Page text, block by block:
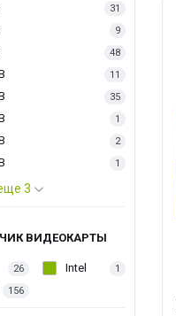
31
9
48
11
35
1
2
1
3
ВИДЕОКАРТЫ
26 Intel 1
156